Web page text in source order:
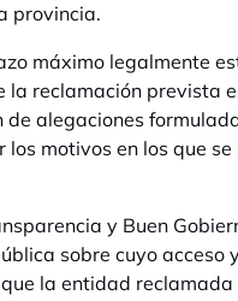
provincia.
máximo legalmente
reclamación prevista
alegaciones
los motivos en los que
y Buen
sobre cuyo
la entidad